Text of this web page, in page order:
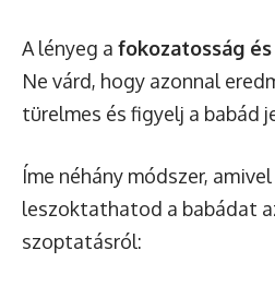
A lényeg a fokozatosság
Ne várd, hogy azonnal
türelmes és figyelj a babád
Íme néhány módszer,
leszoktathatod a babádat
szoptatásról: